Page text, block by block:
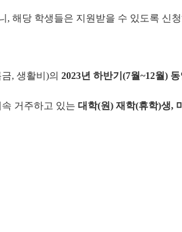
, 해당 학생들은 지원받을 수 있도록 신
, 생활비)의 2023년 하반기(7월~12월)
거주하고 있는 대학(원) 재학(휴학)생,